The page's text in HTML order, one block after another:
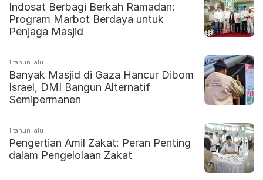
Indosat Berbagi Berkah Ramadan:
Program Marbot Berdaya untuk
Penjaga Masjid
1 tahun lalu
Banyak Masjid di Gaza Hancur Dibom
Israel, DMI Bangun Alternatif
Semipermanen
1 tahun lalu
Pengertian Amil Zakat: Peran Penting
dalam Pengelolaan Zakat